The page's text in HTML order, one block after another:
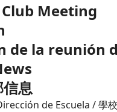
Meeting
de la reunión
息
de Escuela / 學